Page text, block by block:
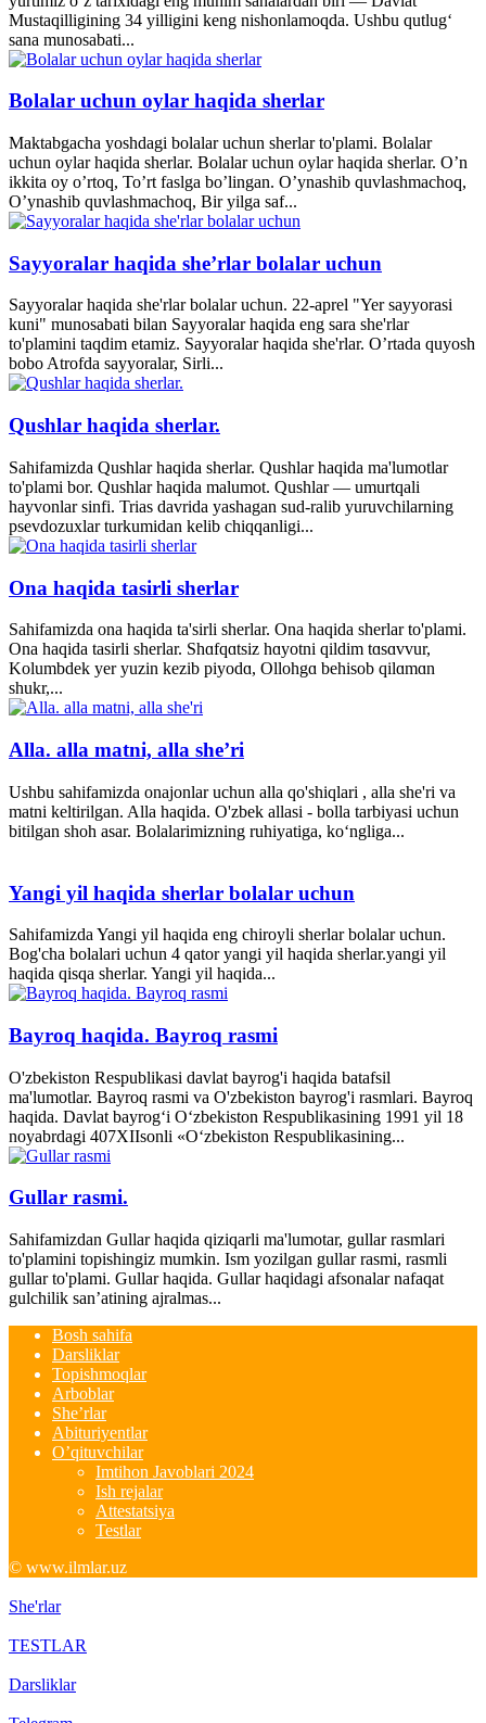
Mustaqilligining 34 yilligini keng nishonlamoqda. Ushbu qutlug‘
sana munosabati...
Bolalar uchun oylar haqida sherlar
Maktabgacha yoshdagi bolalar uchun sherlar to'plami. Bolalar
uchun oylar haqida sherlar. Bolalar uchun oylar haqida sherlar. O’n
ikkita oy o’rtoq, To’rt faslga bo’lingan. O’ynashib quvlashmachoq,
O’ynashib quvlashmachoq, Bir yilga saf...
Sayyoralar haqida she’rlar bolalar uchun
Sayyoralar haqida she'rlar bolalar uchun. 22-aprel "Yer sayyorasi
kuni" munosabati bilan Sayyoralar haqida eng sara she'rlar
to'plamini taqdim etamiz. Sayyoralar haqida she'rlar. O’rtada quyosh
bobo Atrofda sayyoralar, Sirli...
Qushlar haqida sherlar.
Sahifamizda Qushlar haqida sherlar. Qushlar haqida ma'lumotlar
to'plami bor. Qushlar haqida malumot. Qushlar — umurtqali
hayvonlar sinfi. Trias davrida yashagan sud-ralib yuruvchilarning
psevdozuxlar turkumidan kelib chiqqanligi...
Ona haqida tasirli sherlar
Sahifamizda ona haqida ta'sirli sherlar. Ona haqida sherlar to'plami.
Ona haqida tasirli sherlar. Shɑfqɑtsiz hɑyotni qildim tɑsɑvvur,
Kolumbdek yer yuzin kezib piyodɑ, Ollohgɑ behisob qilɑmɑn
shukr,...
Alla. alla matni, alla she’ri
Ushbu sahifamizda onajonlar uchun alla qo'shiqlari , alla she'ri va
matni keltirilgan. Alla haqida. O'zbek allasi - bolla tarbiyasi uchun
bitilgan shoh asar. Bolalarimizning ruhiyatiga, ko‘ngliga...
Yangi yil haqida sherlar bolalar uchun
Sahifamizda Yangi yil haqida eng chiroyli sherlar bolalar uchun.
Bog'cha bolalari uchun 4 qator yangi yil haqida sherlar.yangi yil
haqida qisqa sherlar. Yangi yil haqida...
Bayroq haqida. Bayroq rasmi
O'zbekiston Respublikasi davlat bayrog'i haqida batafsil
ma'lumotlar. Bayroq rasmi va O'zbekiston bayrog'i rasmlari. Bayroq
haqida. Davlat bayrog‘i O‘zbekiston Respublikasining 1991 yil 18
noyabrdagi 407­XII­sonli «O‘zbekiston Respublikasining...
Gullar rasmi.
Sahifamizdan Gullar haqida qiziqarli ma'lumotar, gullar rasmlari
to'plamini topishingiz mumkin. Ism yozilgan gullar rasmi, rasmli
gullar to'plami. Gullar haqida. Gullar haqidagi afsonalar nafaqat
gulchilik san’atining ajralmas...
Bosh sahifa
Darsliklar
Topishmoqlar
Arboblar
She’rlar
Abituriyentlar
O’qituvchilar
Imtihon Javoblari 2024
Ish rejalar
Attestatsiya
Testlar
© www.ilmlar.uz
She'rlar
TESTLAR
Darsliklar